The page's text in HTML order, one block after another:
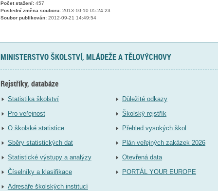
Počet stažení:457
Poslední změna souboru:2013-10-10 05:24:23
Soubor publikován:2012-09-21 14:49:54
MINISTERSTVO ŠKOLSTVÍ, MLÁDEŽE A TĚLOVÝCHOVY
Rejstříky, databáze
Statistika školství
Pro veřejnost
O školské statistice
Sběry statistických dat
Statistické výstupy a analýzy
Číselníky a klasifikace
Adresáře školských institucí
Důležité odkazy
Školský rejstřík
Přehled vysokých škol
Plán veřejných zakázek 2026
Otevřená data
PORTÁL YOUR EUROPE